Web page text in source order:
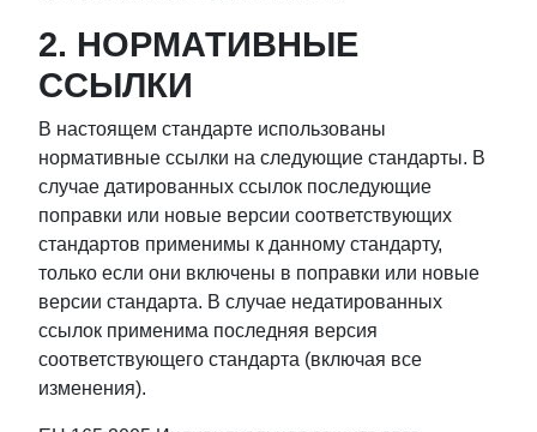
2. НОРМАТИВНЫЕ
ССЫЛКИ
В настоящем стандарте использованы
нормативные ссылки на следующие стандарты. В
случае датированных ссылок последующие
поправки или новые версии соответствующих
стандартов применимы к данному стандарту,
только если они включены в поправки или новые
версии стандарта. В случае недатированных
ссылок применима последняя версия
соответствующего стандарта (включая все
изменения).